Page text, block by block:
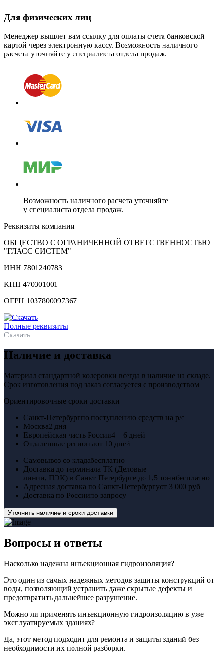
Для физических лиц
Менеджер вышлет вам ссылку для оплаты счета банковской
картой через электронную кассу. Возможность наличного
расчета уточняйте у специалиста отдела продаж.
Возможность наличного расчета уточняйте
у специалиста отдела продаж.
Реквизиты компании
ОБЩЕСТВО С ОГРАНИЧЕННОЙ ОТВЕТСТВЕННОСТЬЮ
"ГЛАСС СИСТЕМ"
ИНН 7801240783
КПП 470301001
ОГРН 1037800097367
Полные реквизиты
Скачать
Наличие и доставка
Материал стандартной колеровки всегда в наличие на складе.
Срок изготовления под заказ согласуется с производством.
Ориентировочные сроки доставки
Санкт-Петербургпо поступлению средств на р/с
Москва2 дня
Европейская часть России4 – 6 дней
Отдаленные регионыот 10 дней
Самовывоз со кладабесплатно
Доставка до терминала ТК (Деловые
линии, ПЭК) в Санкт-Петербурге до 1,5 тоннбесплатно
Адресная доставка по Санкт-Петербургуот 3 000 руб
Доставка по Россиипо запросу
Уточнить наличие и сроки доставки
Вопросы и ответы
Насколько надежна инъекционная гидроизоляция?
Это один из самых надежных методов защиты конструкций от
воды, позволяющий устранить даже скрытые дефекты и
предотвратить дальнейшее разрушение.
Можно ли применять инъекционную гидроизоляцию в уже
эксплуатируемых зданиях?
Да, этот метод подходит для ремонта и защиты зданий без
необходимости их полной разборки.